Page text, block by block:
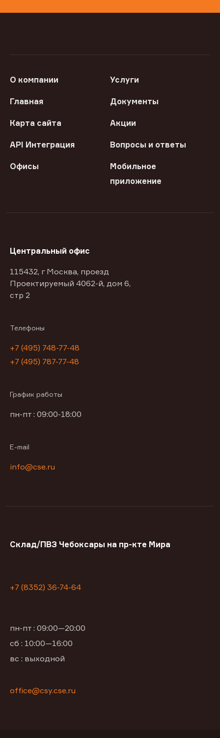
О компании Услуги
Главная Документы
Карта сайта Акции
API Интеграция Вопросы и ответы
Офисы
Мобильное
приложение
Центральный офис
115432, г Москва, проезд
Проектируемый 4062-й, дом 6,
стр 2
Телефоны
+7 (495) 748-77-48
+7 (495) 787-77-48
График работы
пн-пт : 09:00-18:00
E-mail
info@cse.ru
Склад/ПВЗ Чебоксары на пр-кте Мира
+7 (8352) 36-74-64
пн-пт : 09:00—20:00
сб : 10:00—16:00
вс : выходной
office@csy.cse.ru